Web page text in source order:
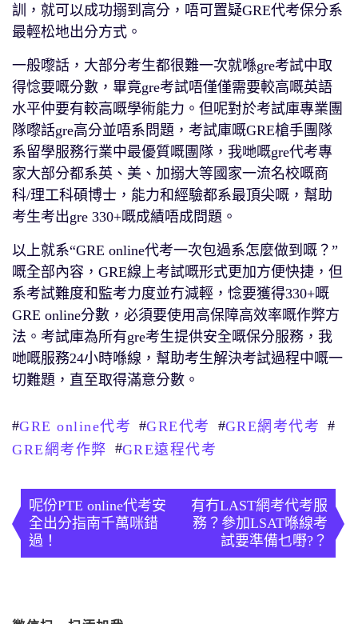
訓，就可以成功搦到高分，唔可置疑GRE代考保分系
最輕松地出分方式。
一般嚟話，大部分考生都很難一次就喺gre考試中取
得惗要嘅分數，畢竟gre考試唔僅僅需要較高嘅英語
水平仲要有較高嘅學術能力。但呢對於考試庫專業團
隊嚟話gre高分並唔系問題，考試庫嘅GRE槍手團隊
系留學服務行業中最優質嘅團隊，我哋嘅gre代考專
家大部分都系英、美、加搦大等國家一流名校嘅商
科/理工科碩博士，能力和經驗都系最頂尖嘅，幫助
考生考出gre 330+嘅成績唔成問題。
以上就系“GRE online代考一次包過系怎麼做到嘅？”
嘅全部內容，GRE線上考試嘅形式更加方便快捷，但
系考試難度和監考力度並冇減輕，惗要獲得330+嘅
GRE online分數，必須要使用高保障高效率嘅作弊方
法。考試庫為所有gre考生提供安全嘅保分服務，我
哋嘅服務24小時喺線，幫助考生解決考試過程中嘅一
切難題，直至取得滿意分數。
#GRE online代考 #GRE代考 #GRE網考代考 #
GRE網考作弊 #GRE遠程代考
章
導
覽
呢份PTE online代考安
全出分指南千萬咪錯
過！
有冇LAST網考代考服
務？參加LSAT喺線考
試要準備乜嘢?？